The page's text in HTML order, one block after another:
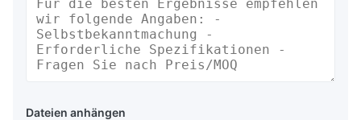
Dateien anhängen